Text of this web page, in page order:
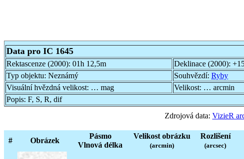
Data pro IC 1645
Rektascenze (2000): 01h 12,5m Deklinace (2000):
Typ objektu: Neznámý Souhvězdí: Ryby
Visuální hvězdná velikost: … mag Velikost: … arcmin
Popis: F, S, R, dif
Zdrojová data: VizieR
# Obrázek
Pásmo
Vlnová délka
Velikost obrázku
(arcmin)
Rozlišení
(arcsec)